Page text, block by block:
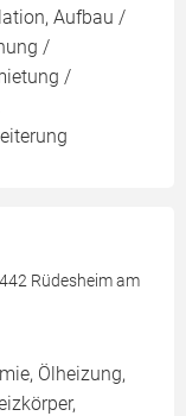
Aufbau /
/
/
Rüdesheim am
Ölheizung,